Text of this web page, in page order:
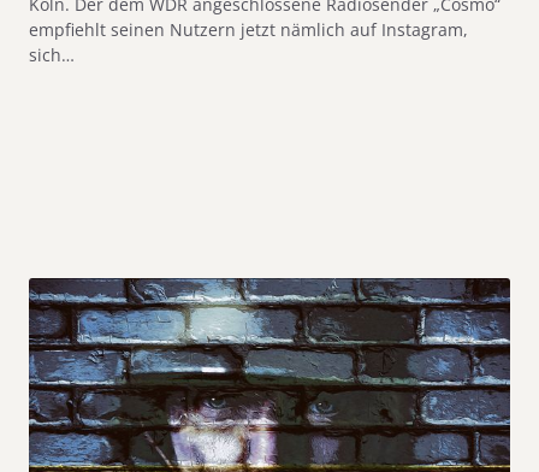
empfiehlt seinen Nutzern jetzt nämlich auf Instagram,
sich…